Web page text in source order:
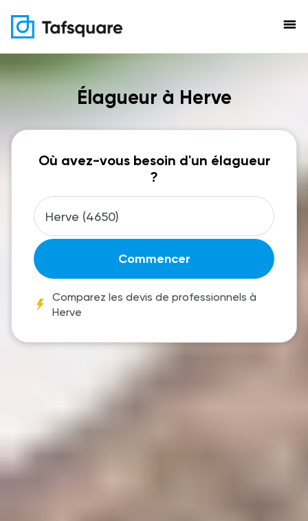
menu
Élagueur à Herve
Où avez-vous besoin d'un élagueur
?
Commencer
Comparez les devis de professionnels à
Herve